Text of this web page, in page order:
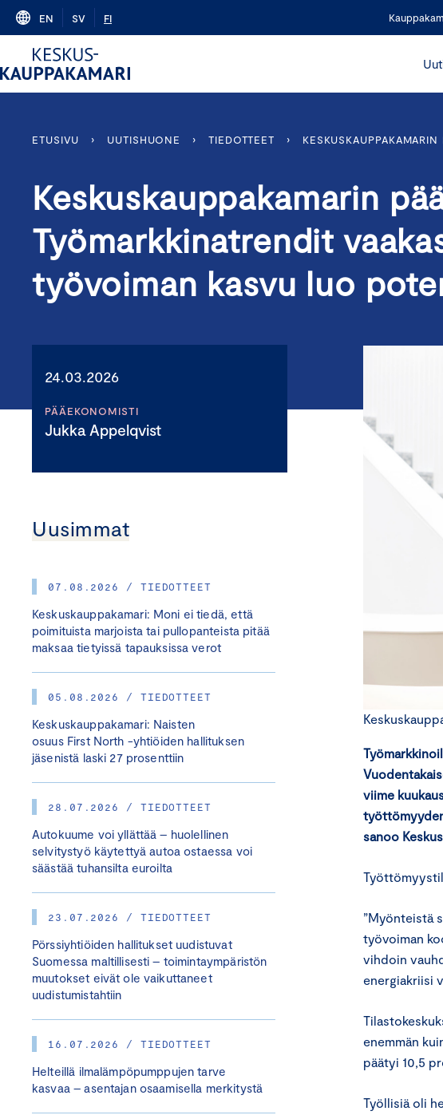
Skip
content
EN SV FI
ETUSIVU › UUTISHUONE › TIEDOTTEET ›
Keskuskauppakamarin
Työmarkkinatrendit
työvoiman kasvu luo
24.03.2026
PÄÄEKONOMISTI
Jukka Appelqvist
Uusimmat
07.08.2026 / TIEDOTTEET
Keskuskauppakamari: Moni ei tiedä, että
poimituista marjoista tai pullopanteista pitää
maksaa tietyissä tapauksissa verot
05.08.2026 / TIEDOTTEET
Keskuskauppakamari: Naisten
osuus First North -yhtiöiden hallituksen
jäsenistä laski 27 prosenttiin
28.07.2026 / TIEDOTTEET
Autokuume voi yllättää – huolellinen
selvitystyö käytettyä autoa ostaessa voi
säästää tuhansilta euroilta
23.07.2026 / TIEDOTTEET
Pörssiyhtiöiden hallitukset uudistuvat
Suomessa maltillisesti – toimintaympäristön
muutokset eivät ole vaikuttaneet
uudistumistahtiin
16.07.2026 / TIEDOTTEET
Helteillä ilmalämpöpumppujen tarve
kasvaa – asentajan osaamisella merkitystä
viime
sanoo
”Myönteistä
työvoiman
vihdoin
energiakriisi
enemmän
päätyi 10,5
Työllisiä oli